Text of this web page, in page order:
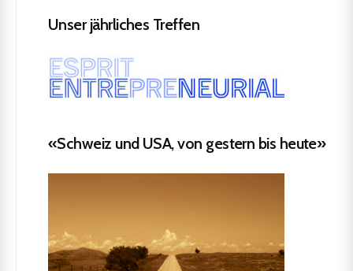
Unser jährliches Treffen
«Schweiz und USA, von gestern bis heute»